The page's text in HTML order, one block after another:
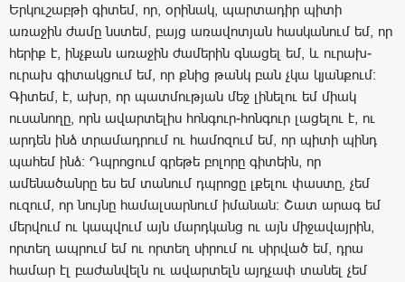
Երկուշաբթի գիտեմ, որ, օրինակ, պարտադիր պիտի
առաջին ժամը նստեմ, բայց առավոտյան հասկանում եմ, որ
հերիք է, ինչքան առաջին ժամերին գնացել եմ, և ուրախ-
ուրախ գիտակցում եմ, որ քնից թանկ բան չկա կյանքում:
Գիտեմ, է, ախր, որ պատմության մեջ լինելու եմ միակ
ուսանողը, որն ավարտելիս հոնգուր-հոնգուր լացելու է, ու
արդեն ինձ տրամադրում ու համոզում եմ, որ պիտի պինդ
պահեմ ինձ: Դպրոցում գրեթե բոլորը գիտեին, որ
ամենածանրը ես եմ տանում դպրոցը լքելու փաստը, չեմ
ուզում, որ նույնը համալսարնում իմանան: Շատ արագ եմ
մերվում ու կապվում այն մարդկանց ու այն միջավայրին,
որտեղ ապրում եմ ու որտեղ սիրում ու սիրված եմ, դրա
համար էլ բաժանվելն ու ավարտելն այդչափ տանել չեմ